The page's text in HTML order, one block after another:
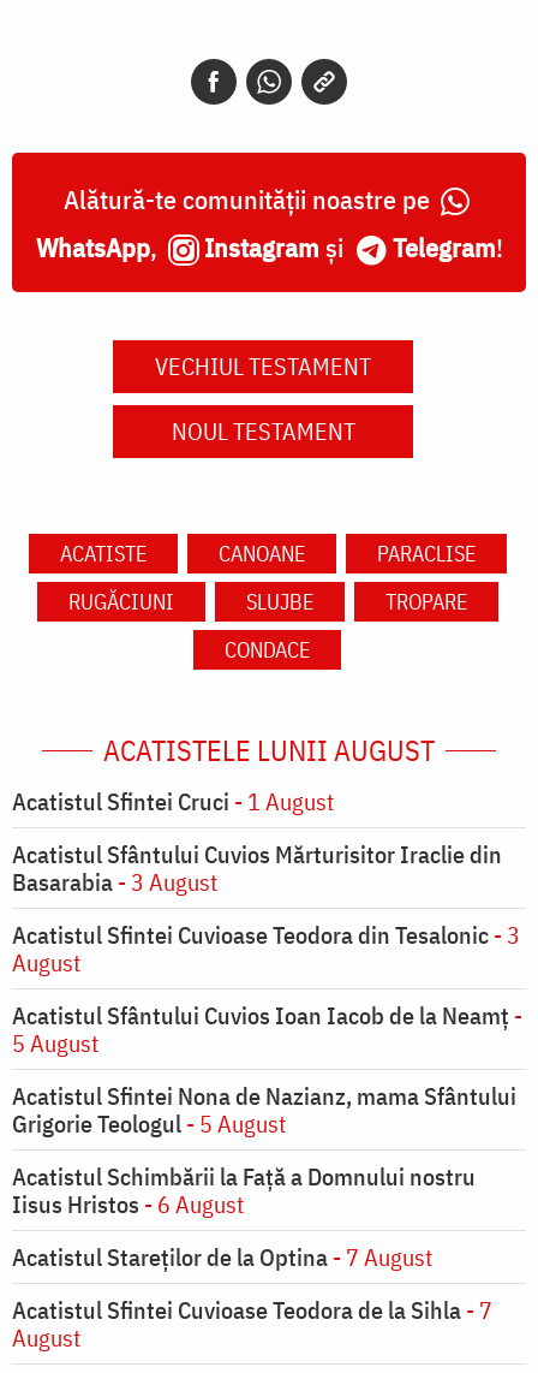
Alătură-te comunității noastre pe
WhatsApp, Instagram și Telegram!
VECHIUL TESTAMENT
NOUL TESTAMENT
ACATISTE CANOANE
PARACLISE
RUGĂCIUNI
SLUJBE
TROPARE
CONDACE
ACATISTELE LUNII AUGUST
Acatistul Sfintei Cruci - 1 August
Acatistul Sfântului Cuvios Mărturisitor Iraclie din
Basarabia- 3 August
Acatistul Sfintei Cuvioase Teodora din Tesalonic- 3
August
Acatistul Sfântului Cuvios Ioan Iacob de la Neamț -
5 August
Acatistul Sfintei Nona de Nazianz, mama Sfântului
Grigorie Teologul- 5 August
Acatistul Schimbării la Faţă a Domnului nostru
Iisus Hristos - 6 August
Acatistul Stareţilor de la Optina- 7 August
Acatistul Sfintei Cuvioase Teodora de la Sihla- 7
August